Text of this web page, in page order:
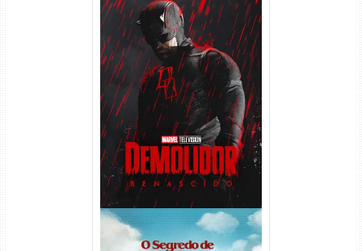
Demolidor: Renascido 2ª
Temporada (2026) WEB-DL
1080p Dual Áudio